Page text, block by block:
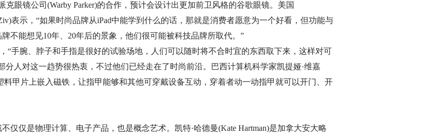
克眼镜公司(Warby Parker)的合作，预计会设计出更加前卫风格的谷歌眼镜。美国
表示，“如果时尚品牌从iPad中能学到什么的话，那就是消费者愿意为一个好看，但功能与
不能想见10年、20年后的景象，他们很可能被科技品牌所取代。”
“手腕、脖子和手指是很好的试验场地，人们可以随时将不合时宜的东西取下来，这样对可
分人对这一趋势很热衷，不过他们已经走在了时尚前沿。巴西计算机科学家凯提娅·维嘉
料甲片上嵌入磁铁，让指甲能够和其他可穿戴设备互动，穿着者动一动指甲就可以开门、开
仅仅是物理计算、电子产品，也是概念艺术。凯特·哈德曼(Kate Hartman)是加拿大安大略